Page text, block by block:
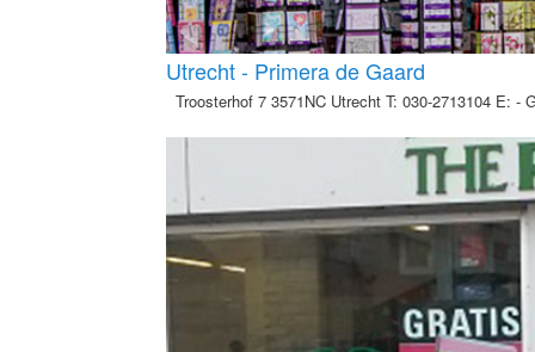
Utrecht - Primera de Gaard
Troosterhof 7 3571NC Utrecht T: 030-2713104 E: -